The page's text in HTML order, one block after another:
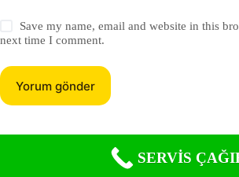
Save my name, email and website in this
next time I comment.
Yorum gönder
Copyright © 2026 -Dyson Servis. Özel
SERVİS